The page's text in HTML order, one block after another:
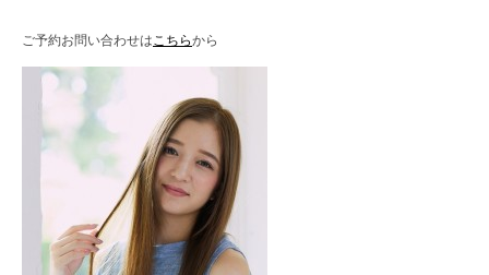
ご予約お問い合わせは こちらから